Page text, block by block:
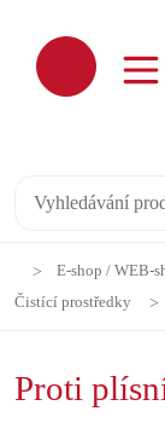
E-shop / WEB-
Čistící prostředky
Proti